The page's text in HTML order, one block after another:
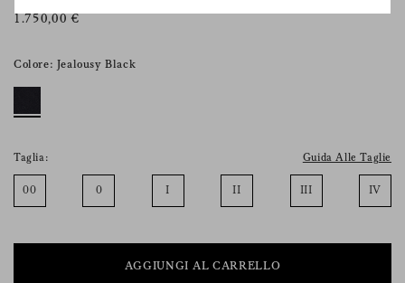
1.750,00 €
Colore: Jealousy Black
Taglia: Guida Alle Taglie
00 0 I II III IV
AGGIUNGI AL CARRELLO
con noi) per fornirle aggiornamenti
servizi. per maggiori informazioni sulle